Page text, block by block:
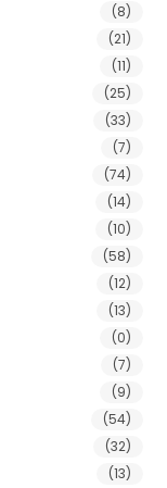
(8)
(21)
(11)
(25)
(33)
(7)
(74)
(14)
(10)
(58)
(12)
(13)
(0)
(7)
(9)
(54)
(32)
(13)